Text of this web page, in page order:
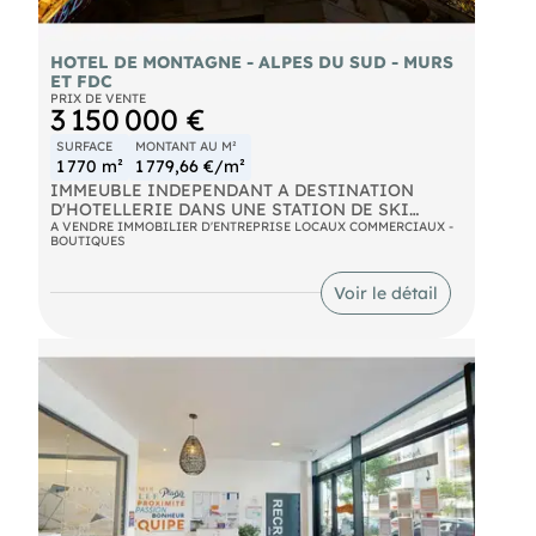
avec 1 seul garage pour 176 000€ FAI Soit, si les
deux lots groupés : 80 m² + 3 box attenants + 2
Dénonciation : uniquement en agence, après
signature d'un mandat de confidentialité. (Collab :
80/20)
HOTEL DE MONTAGNE - ALPES DU SUD - MURS
ET FDC
PRIX DE VENTE
3 150 000 €
SURFACE
1 770 m²
MONTANT AU M²
1 779,66 €/m²
IMMEUBLE INDEPENDANT A DESTINATION
D'HOTELLERIE DANS UNE STATION DE SKI
PRISÉE DES ALPES-MARITIMES. PROCHE
PISTES DE SKI ET DÉPART RANDONNÉES. BELLE
UNE ANNÉE. CA 2022 400KE. POSSIBILITÉ
APPARTEMENT HOTEL. TRAVAUX A PREVOIR.
A VENDRE IMMOBILIER D'ENTREPRISE LOCAUX COMMERCIAUX -
BOUTIQUES
Voir le détail